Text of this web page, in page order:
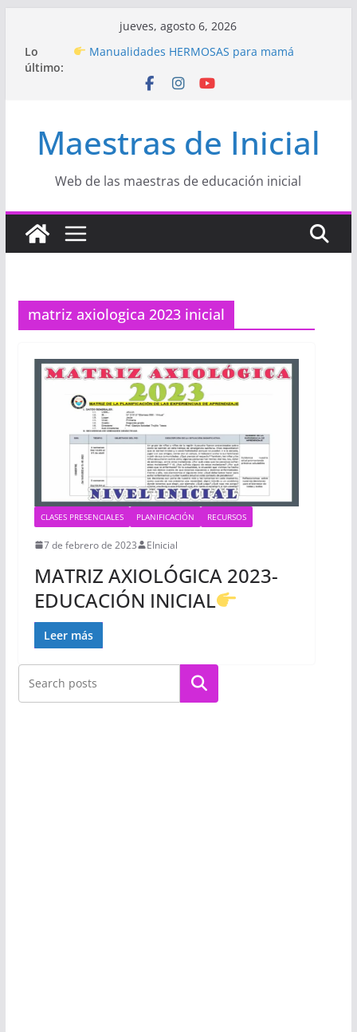
contenido
jueves, agosto 6, 2026
Lo
último:
amor en Inicial
(fáciles y llenas de amor)
Proyecto
“Celebramos con Alegría la Semana
de la Educación Inicial»
Mamá hecho con amor
Maestras de Inicial
Web de las maestras de educación inicial
matriz axiologica 2023 inicial
CLASES PRESENCIALES PLANIFICACIÓN RECURSOS
7 de febrero de 2023 EInicial
MATRIZ AXIOLÓGICA 2023-
EDUCACIÓN INICIAL
Leer más
Buscar